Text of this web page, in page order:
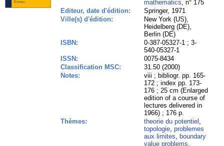
mathematics, n° 175
Editeur, date d'édition:
Springer, 1971
Ville(s) d'édition:
New York (US),
Heidelberg (DE),
Berlin (DE)
ISBN:
0-387-05327-1 ; 3-
540-05327-1
ISSN:
0075-8434
Classification MSC:
31.50 (2000)
Notes:
viii ; bibliogr. pp. 165-
172 ; index pp. 173-
176 ; 25 cm (Enlarged
edition of a course of
lectures delivered in
1966) ; 176 p.
Thèmes:
theorie du potentiel ,
topologie,problemes
aux limites, boundary
value problems,